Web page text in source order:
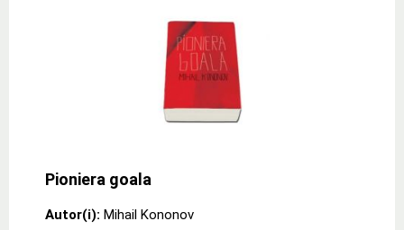
Pioniera goala
Autor(i): Mihail Kononov